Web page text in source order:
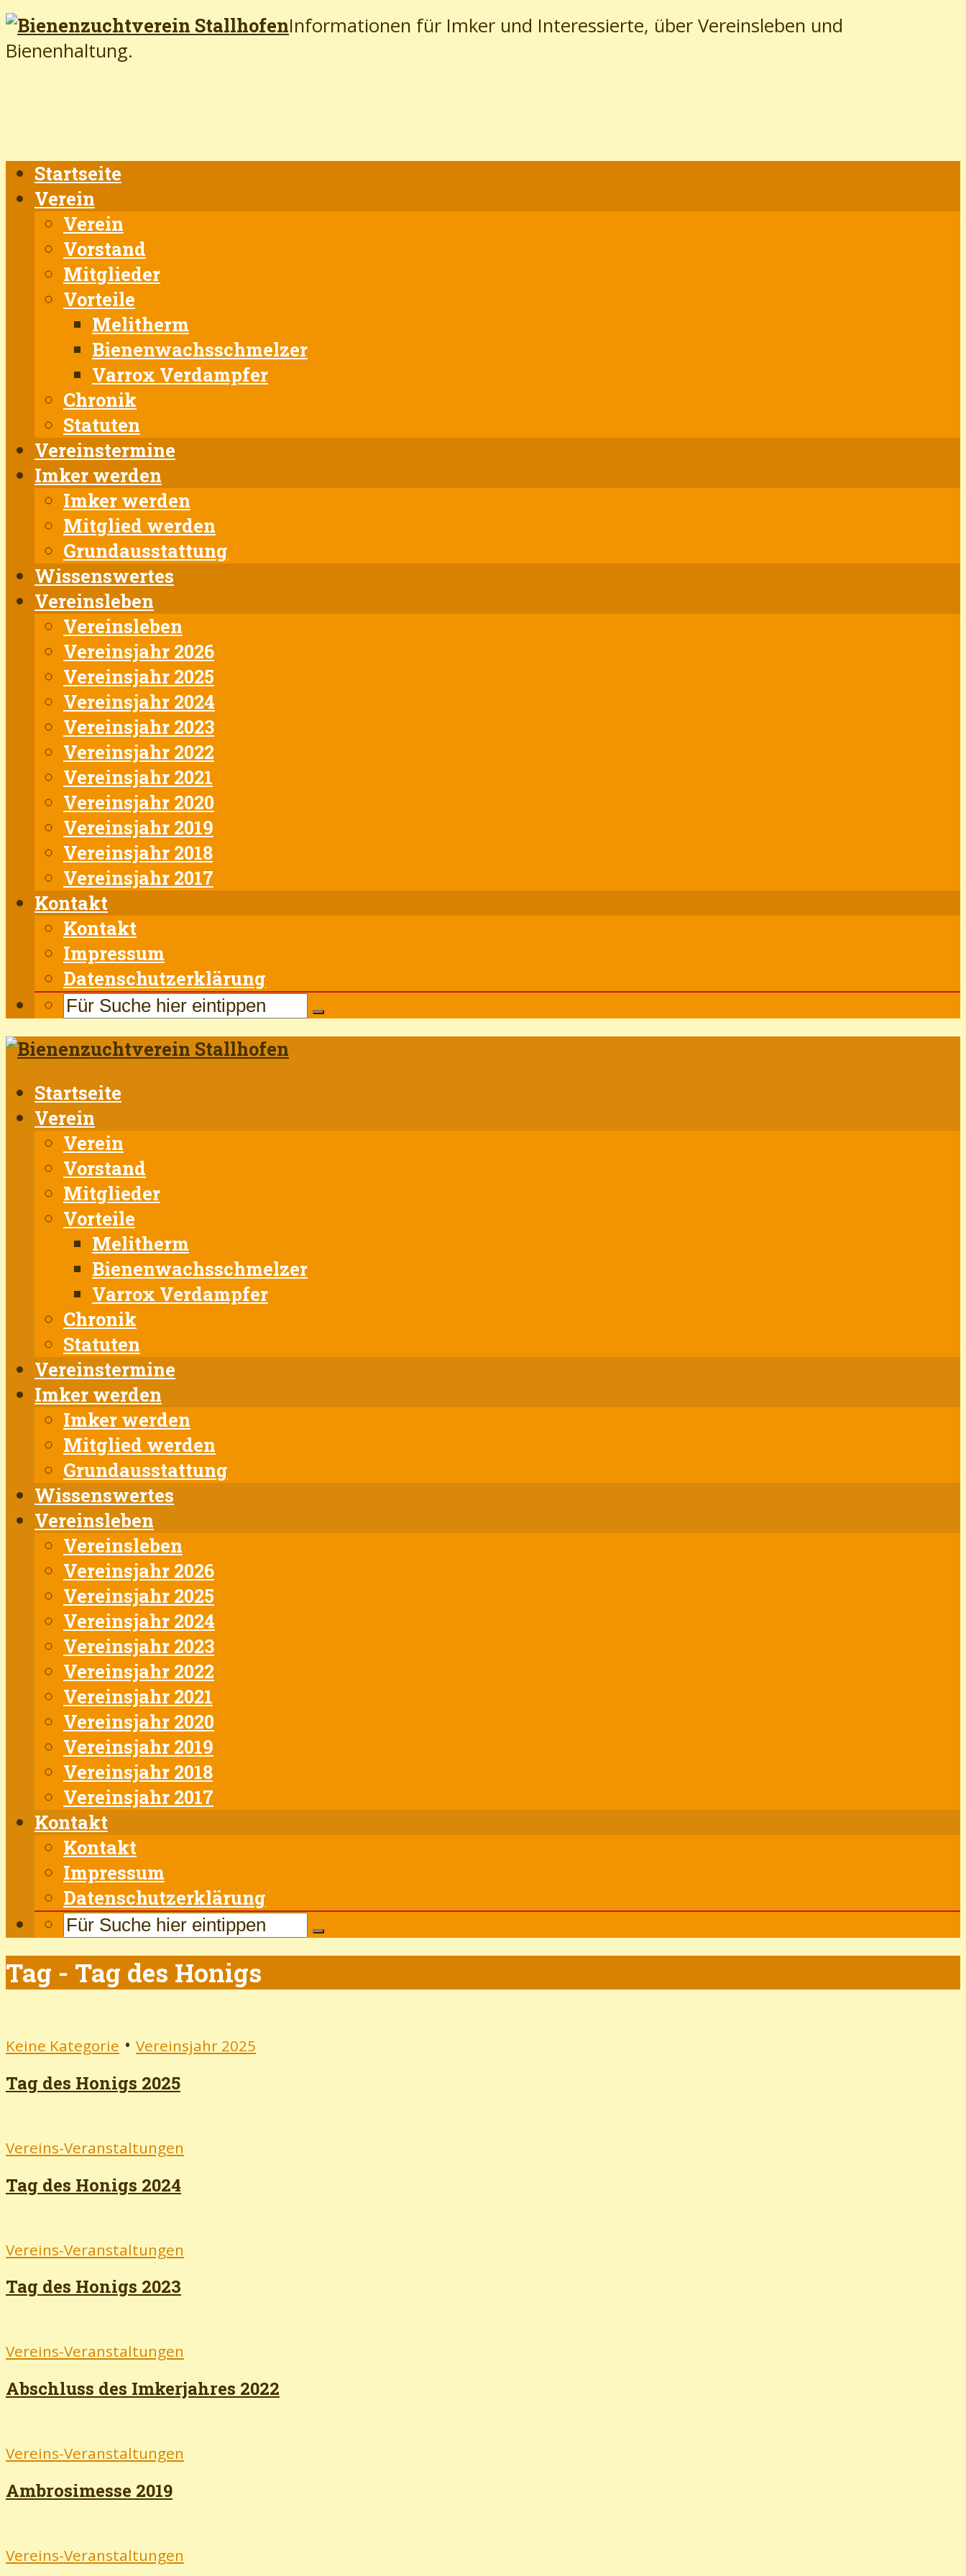
Informationen für Imker und Interessierte, über Vereinsleben und
Bienenhaltung.
Startseite
Verein
Verein
Vorstand
Mitglieder
Vorteile
Melitherm
Bienenwachsschmelzer
Varrox Verdampfer
Chronik
Statuten
Vereinstermine
Imker werden
Imker werden
Mitglied werden
Grundausstattung
Wissenswertes
Vereinsleben
Vereinsleben
Vereinsjahr 2026
Vereinsjahr 2025
Vereinsjahr 2024
Vereinsjahr 2023
Vereinsjahr 2022
Vereinsjahr 2021
Vereinsjahr 2020
Vereinsjahr 2019
Vereinsjahr 2018
Vereinsjahr 2017
Kontakt
Kontakt
Impressum
Datenschutzerklärung
Startseite
Verein
Verein
Vorstand
Mitglieder
Vorteile
Melitherm
Bienenwachsschmelzer
Varrox Verdampfer
Chronik
Statuten
Vereinstermine
Imker werden
Imker werden
Mitglied werden
Grundausstattung
Wissenswertes
Vereinsleben
Vereinsleben
Vereinsjahr 2026
Vereinsjahr 2025
Vereinsjahr 2024
Vereinsjahr 2023
Vereinsjahr 2022
Vereinsjahr 2021
Vereinsjahr 2020
Vereinsjahr 2019
Vereinsjahr 2018
Vereinsjahr 2017
Kontakt
Kontakt
Impressum
Datenschutzerklärung
Tag - Tag des Honigs
Keine Kategorie • Vereinsjahr 2025
Tag des Honigs 2025
Vereins-Veranstaltungen
Tag des Honigs 2024
Vereins-Veranstaltungen
Tag des Honigs 2023
Vereins-Veranstaltungen
Abschluss des Imkerjahres 2022
Vereins-Veranstaltungen
Ambrosimesse 2019
Vereins-Veranstaltungen